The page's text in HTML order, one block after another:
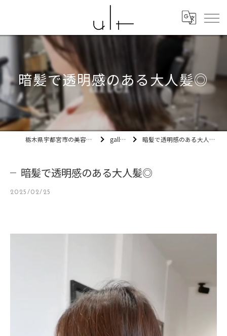
暗髪で透明感のある大人髪◎
栃木県宇都宮市の美容室ult gallery 暗髪で透明感のある大人髪◎
暗髪で透明感のある大人髪◎
2025/02/25